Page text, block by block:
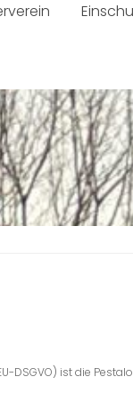
DSGVO) ist die